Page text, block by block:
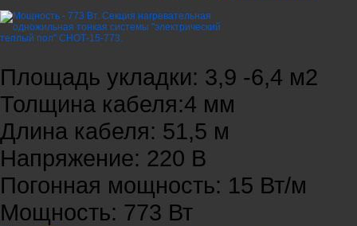
Площадь укладки: 3,9 -6,4 м2
Толщина кабеля:4 мм
Длина кабеля: 51,5 м
Напряжение: 220 В
Погонная мощность: 15 Вт/м
Мощность: 773 Вт